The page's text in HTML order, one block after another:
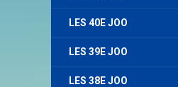
LES 40E JOO
LES 39E JOO
LES 38E JOO